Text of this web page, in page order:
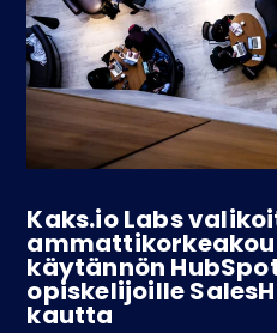
Kaks.io Labs
käytännön
opiskelijoille
kautta